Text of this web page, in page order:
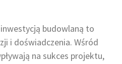
budowlaną to
i doświadczenia. Wśród
na sukces projektu,